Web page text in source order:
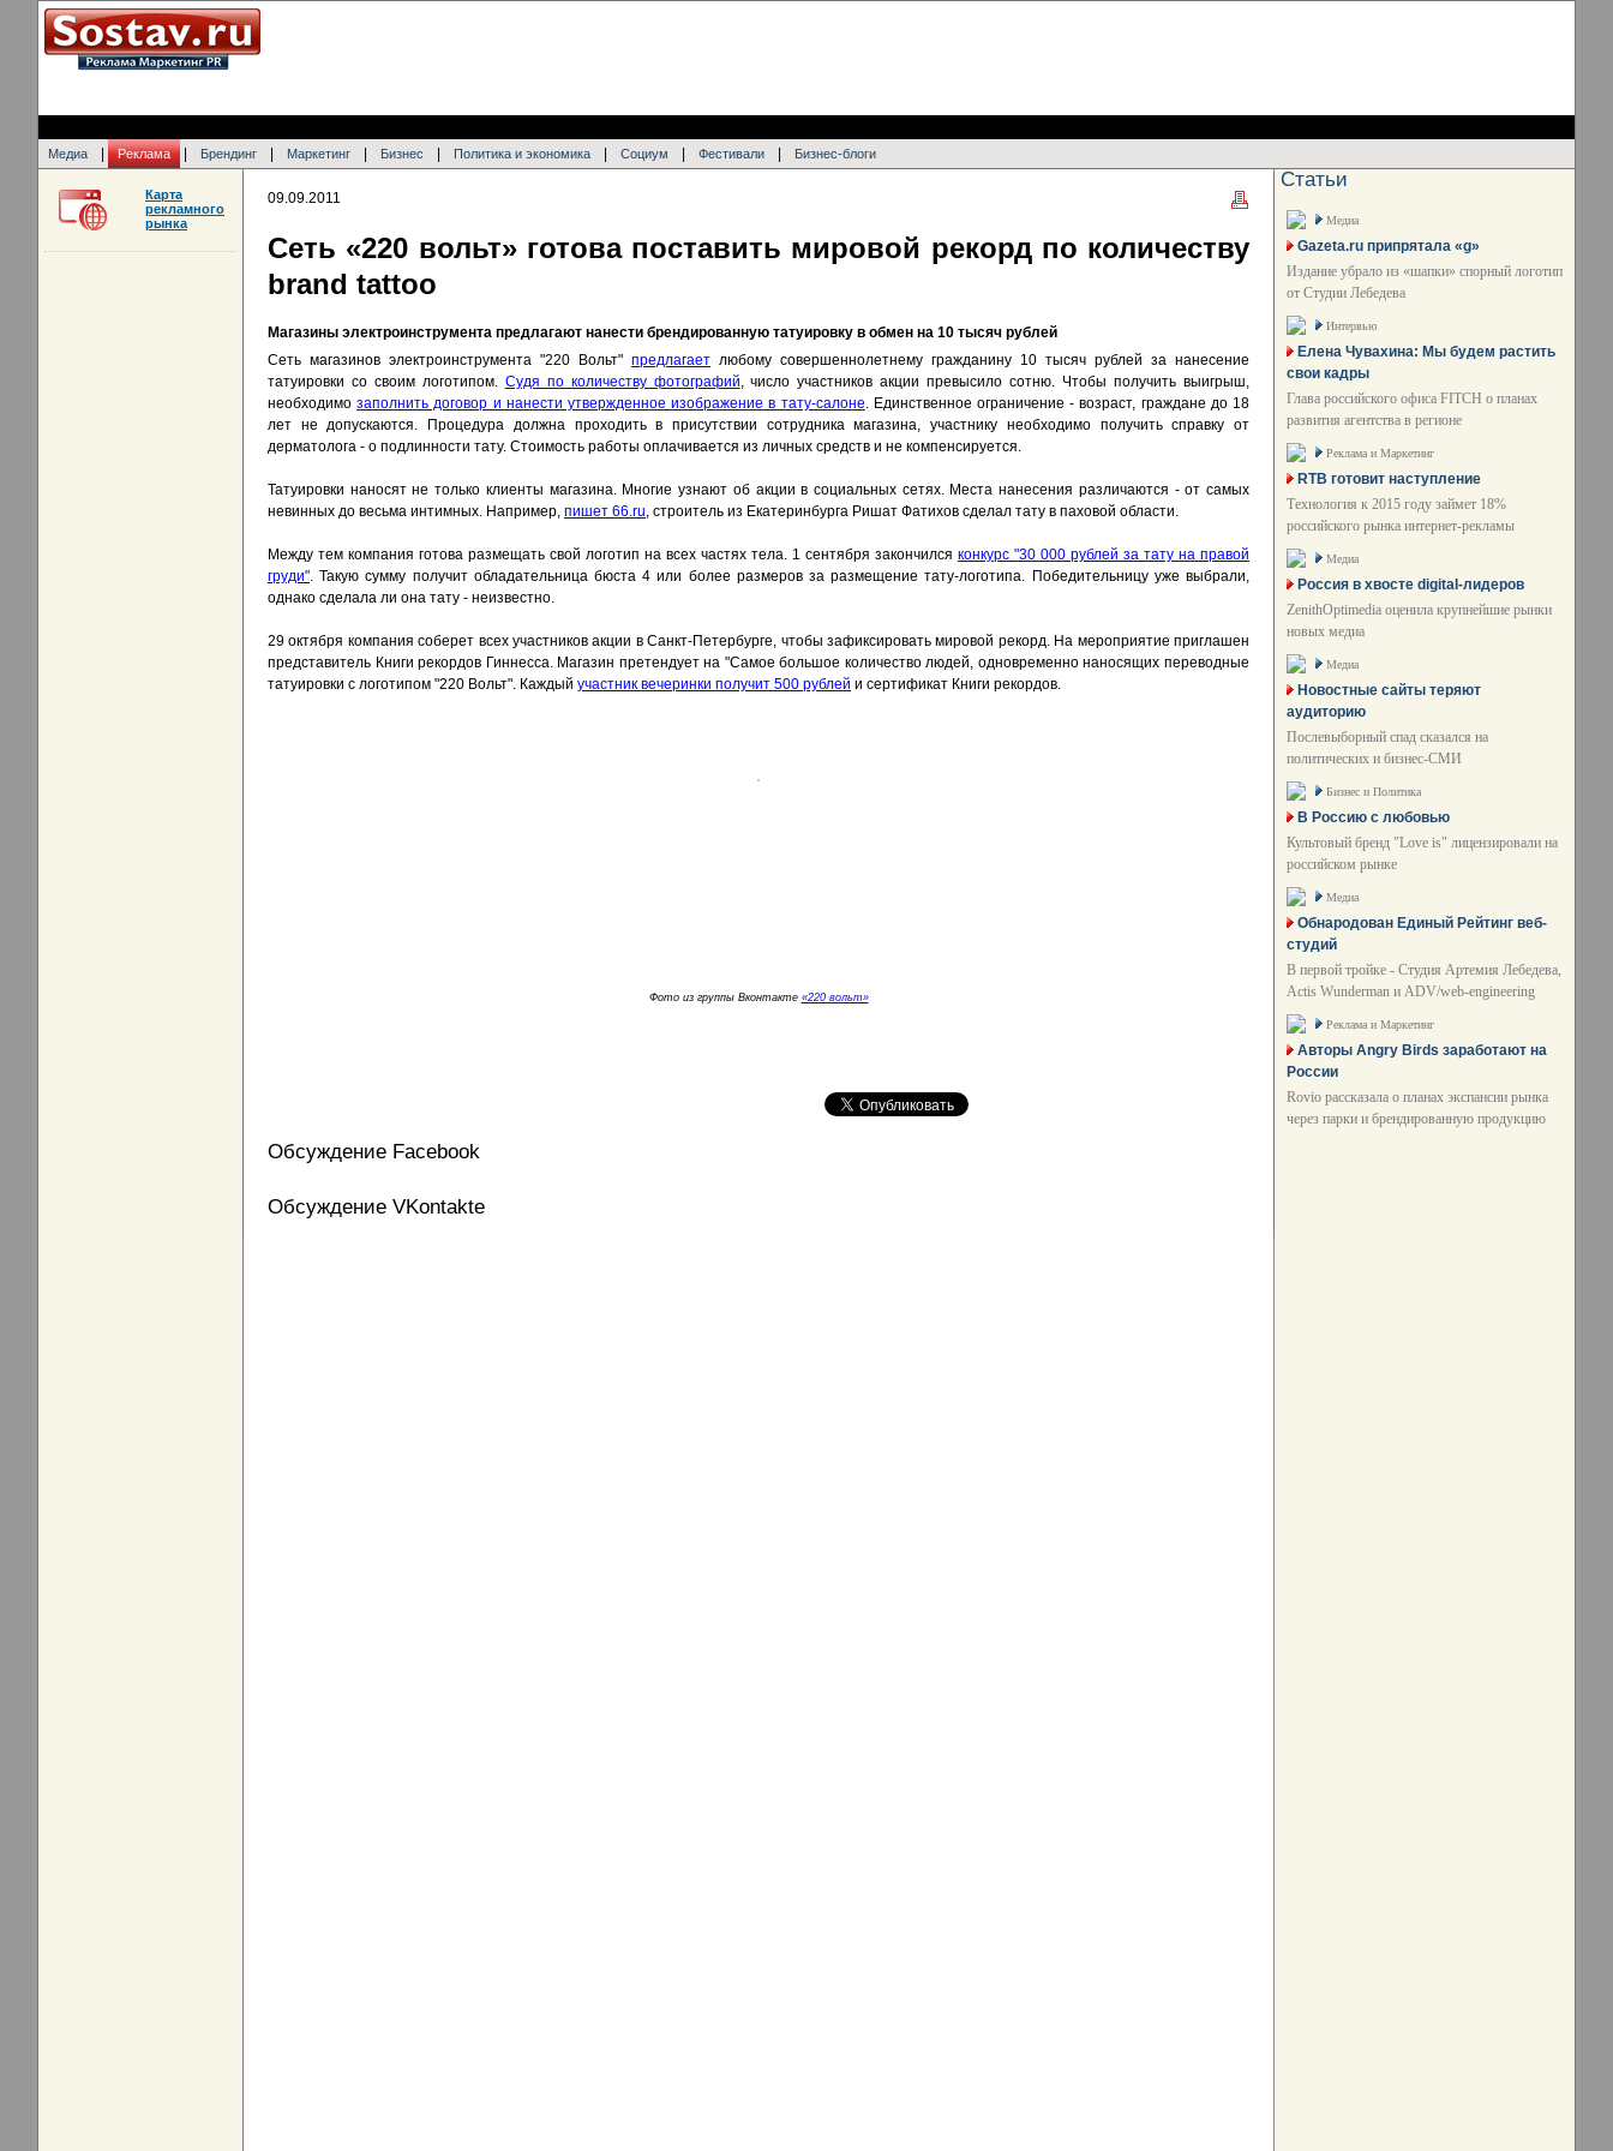
Медиа Реклама Брендинг Маркетинг Бизнес Политика и экономика Социум Фестивали Бизнес-блоги
09.09.2011
Сеть «220 вольт» готова поставить мировой рекорд по количеству
brand tattoo
Магазины электроинструмента предлагают нанести брендированную татуировку в обмен на 10 тысяч рублей
Сеть магазинов электроинструмента "220 Вольт" предлагает любому совершеннолетнему гражданину 10 тысяч рублей за нанесение
татуировки со своим логотипом. Судя по количеству фотографий, число участников акции превысило сотню. Чтобы получить выигрыш,
необходимозаполнить договор и нанести утвержденное изображение в тату-салоне. Единственное ограничение - возраст, граждане до 18
лет не допускаются. Процедура должна проходить в присутствии сотрудника магазина, участнику необходимо получить справку от
дерматолога - о подлинности тату. Стоимость работы оплачивается из личных средств и не компенсируется.
Татуировки наносят не только клиенты магазина. Многие узнают об акции в социальных сетях. Места нанесения различаются - от самых
невинных до весьма интимных. Например, пишет 66.ru, строитель из Екатеринбурга Ришат Фатихов сделал тату в паховой области.
Между тем компания готова размещать свой логотип на всех частях тела. 1 сентября закончился конкурс "30 000 рублей за тату на правой
груди". Такую сумму получит обладательница бюста 4 или более размеров за размещение тату-логотипа. Победительницу уже выбрали,
однако сделала ли она тату - неизвестно.
29 октября компания соберет всех участников акции в Санкт-Петербурге, чтобы зафиксировать мировой рекорд. На мероприятие приглашен
представитель Книги рекордов Гиннесса. Магазин претендует на "Самое большое количество людей, одновременно наносящих переводные
татуировки с логотипом "220 Вольт". Каждый участник вечеринки получит 500 рублей и сертификат Книги рекордов.
Фото из группы Вконтакте «220 вольт»
Обсуждение Facebook
Обсуждение VKontakte
Карта
рекламного
рынка
Статьи
Медиа
Gazeta.ru припрятала «g»
Издание убрало из «шапки» спорный логотип
от Студии Лебедева
Интервью
Елена Чувахина: Мы будем растить
свои кадры
Глава российского офиса FITCH о планах
развития агентства в регионе
Реклама и Маркетинг
RTB готовит наступление
Технология к 2015 году займет 18%
российского рынка интернет-рекламы
Медиа
Россия в хвосте digital-лидеров
ZenithOptimedia оценила крупнейшие рынки
новых медиа
Медиа
Новостные сайты теряют
аудиторию
Послевыборный спад сказался на
политических и бизнес-СМИ
Бизнес и Политика
В Россию с любовью
Культовый бренд "Love is" лицензировали на
российском рынке
Медиа
Обнародован Единый Рейтинг веб-
студий
В первой тройке - Студия Артемия Лебедева,
Actis Wunderman и ADV/web-engineering
Реклама и Маркетинг
Авторы Angry Birds заработают на
России
Rovio рассказала о планах экспансии рынка
через парки и брендированную продукцию